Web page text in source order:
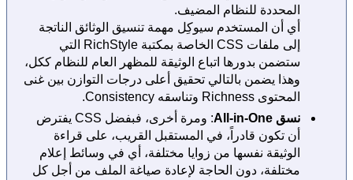
المحددة للنظام المضيف.
أي أن المستخدم سيوكِل مهمة تنسيق الوثائق الناتجة
إلى ملفات CSS الخاصة بمكتبة RichStyle التي
ستضمن بدورها اتباع الوثيقة للمظهر العام للنظام ككل،
وهذا يضمن بالتالي تحقيق أعلى درجات التوازن بين غنى
المحتوى Richness وتناسقه Consistency.
نسق All-in-One
: ومرة أخرى، فبفضل CSS يفترض
أن تكون قادراً، في المستقبل القريب، على قراءة
الوثيقة نفسها من زوايا مختلفة، أي في وسائط إعلام
مختلفة، دون الحاجة لإعادة صياغة الملف من أجل كل